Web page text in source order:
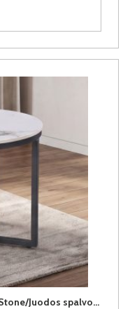
DOLLIS apvalus staliukas (Chanel Stone/Juodos spalvos kojos)